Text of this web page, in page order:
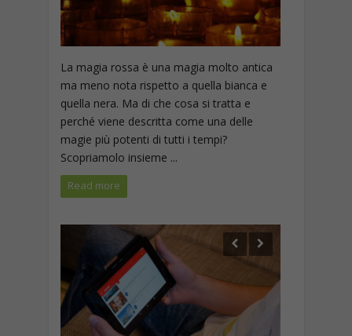
La magia rossa è una magia molto antica
ma meno nota rispetto a quella bianca e
quella nera. Ma di che cosa si tratta e
perché viene descritta come una delle
magie più potenti di tutti i tempi?
Scopriamolo insieme ...
Read more